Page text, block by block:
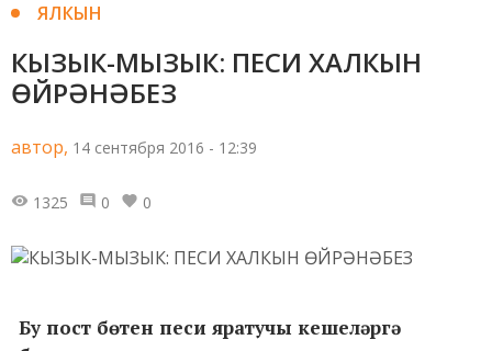
ЯЛКЫН
КЫЗЫК-МЫЗЫК: ПЕСИ ХАЛКЫН
ӨЙРӘНӘБЕЗ
автор, 14 сентября 2016 - 12:39
1325 0 0
Бу пост бөтен песи яратучы кешеләргә